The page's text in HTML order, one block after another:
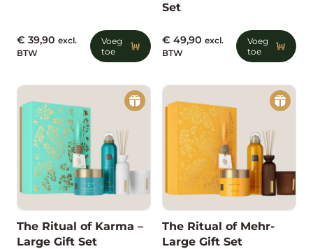
Voeg
toe
€ 39,90 excl.
BTW
Set
Voeg
toe
€ 49,90 excl.
BTW
The Ritual of Karma –
Large Gift Set
The Ritual of Mehr-
Large Gift Set